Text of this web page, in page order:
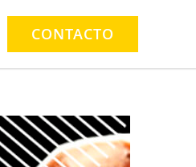
CONTACTO